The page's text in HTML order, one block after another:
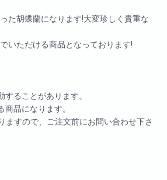
た胡蝶蘭になります!大変珍しく貴重な
いただける商品となっております!
ることがあります。
品になります。
ますので、ご注文前にお問い合わせ下さ